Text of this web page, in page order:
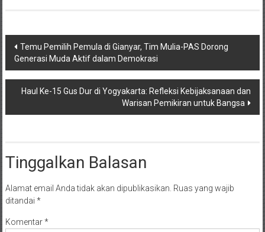
Navigasi
pos
Temu Pemilih Pemula di Gianyar, Tim Mulia-PAS Dorong
Generasi Muda Aktif dalam Demokrasi
Haul Ke-15 Gus Dur di Yogyakarta: Refleksi Kebijaksanaan dan
Warisan Pemikiran untuk Bangsa
Tinggalkan Balasan
Alamat email Anda tidak akan dipublikasikan. Ruas yang wajib
ditandai *
Komentar*